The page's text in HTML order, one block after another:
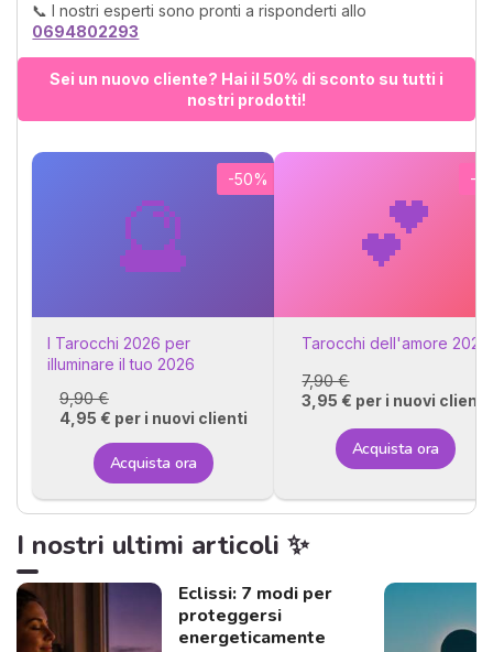
di coppia, ti basterà
quello del tuo partner o
aspirante tale. 💓
📞 I nostri esperti sono pronti a risponderti allo
0694802293
Sei un nuovo cliente? Hai il 50% di sconto su tutti i
nostri prodotti!
-50%
🔮
I Tarocchi 2026 per
illuminare il tuo 2026
9,90 €
4,95 € per i nuovi clienti
Acquista ora
-
💕
Tarocchi dell'amore 2026
7,90 €
3,95 € per i nuovi clienti
Acquista ora
I nostri ultimi articoli ✨
Eclissi: 7 modi per
proteggersi
energeticamente